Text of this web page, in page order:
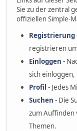
Sie zu der zentral
offiziellen Simple-
Registrierung
registrieren
Einloggen -
sich
Profil - Jedes
Suchen - Die
zum Auffinden
Themen.